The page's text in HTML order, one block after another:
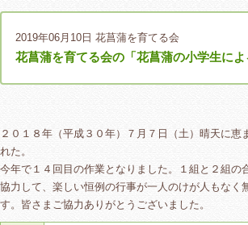
2019年06月10日 花菖蒲を育てる会
花菖蒲を育てる会の「花菖蒲の小学生に
２０１８年（平成３０年）７月７日（土）晴天に
れた。
今年で１４回目の作業となりました。１組と２組
協力して、楽しい恒例の行事が一人のけが人もな
す。皆さまご協力ありがとうございました。